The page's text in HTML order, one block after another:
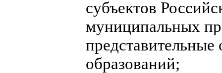
субъектов
муниципальных
образований;